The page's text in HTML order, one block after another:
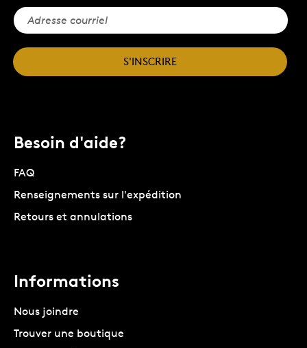
S'INSCRIRE
Besoin d'aide?
FAQ
Renseignements sur l'expédition
Retours et annulations
Informations
Nous joindre
Trouver une boutique